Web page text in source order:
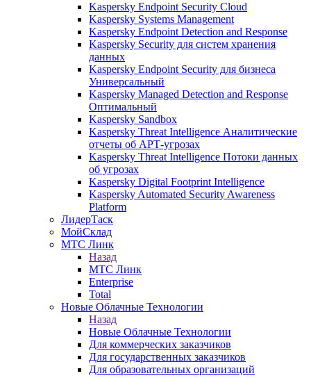
Kaspersky Endpoint Security Cloud
Kaspersky Systems Management
Kaspersky Endpoint Detection and Response
Kaspersky Security для систем хранения
данных
Kaspersky Endpoint Security для бизнеса
Универсальный
Kaspersky Managed Detection and Response
Оптимальный
Kaspersky Sandbox
Kaspersky Threat Intelligence Аналитические
отчеты об АРТ-угрозах
Kaspersky Threat Intelligence Потоки данных
об угрозах
Kaspersky Digital Footprint Intelligence
Kaspersky Automated Security Awareness
Platform
ЛидерТаск
МойСклад
МТС Линк
Назад
МТС Линк
Enterprise
Total
Новые Облачные Технологии
Назад
Новые Облачные Технологии
Для коммерческих заказчиков
Для государственных заказчиков
Для образовательных организаций